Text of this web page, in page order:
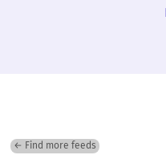
← Find more feeds